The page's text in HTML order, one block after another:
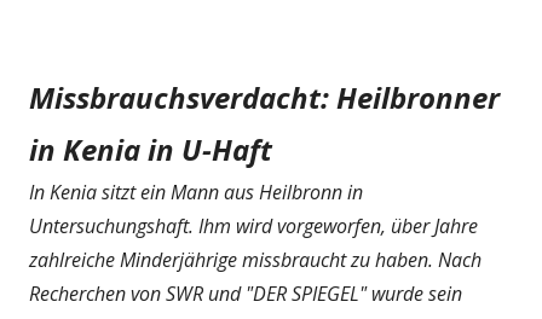
Missbrauchsverdacht: Heilbronner
in Kenia in U-Haft
In Kenia sitzt ein Mann aus Heilbronn in
Untersuchungshaft. Ihm wird vorgeworfen, über Jahre
zahlreiche Minderjährige missbraucht zu haben. Nach
Recherchen von SWR und "DER SPIEGEL" wurde sein